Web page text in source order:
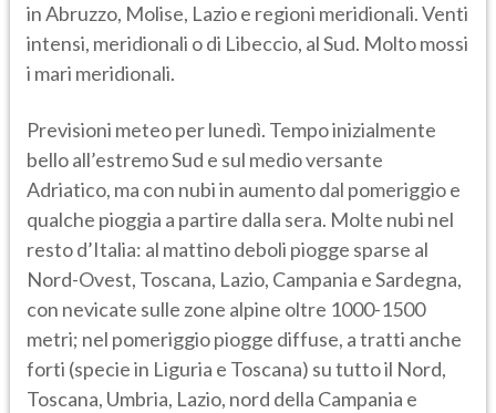
in Abruzzo, Molise, Lazio e regioni meridionali. Venti
intensi, meridionali o di Libeccio, al Sud. Molto mossi
i mari meridionali.
Previsioni meteo per lunedì. Tempo inizialmente
bello all’estremo Sud e sul medio versante
Adriatico, ma con nubi in aumento dal pomeriggio e
qualche pioggia a partire dalla sera. Molte nubi nel
resto d’Italia: al mattino deboli piogge sparse al
Nord-Ovest, Toscana, Lazio, Campania e Sardegna,
con nevicate sulle zone alpine oltre 1000-1500
metri; nel pomeriggio piogge diffuse, a tratti anche
forti (specie in Liguria e Toscana) su tutto il Nord,
Toscana, Umbria, Lazio, nord della Campania e